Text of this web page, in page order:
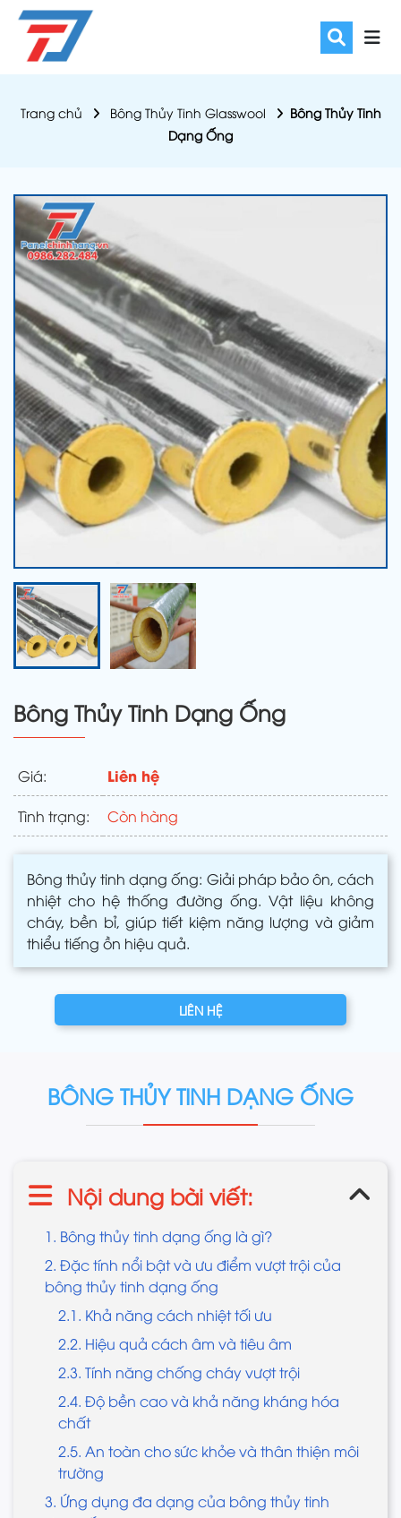
Trang chủ Bông Thủy Tinh Glasswool
Bông Thủy Tinh
Dạng Ống
Bông Thủy Tinh Dạng Ống
Giá: Liên hệ
Tình trạng: Còn hàng
Bông thủy tinh dạng ống: Giải pháp bảo ôn, cách
nhiệt cho hệ thống đường ống. Vật liệu không
cháy, bền bỉ, giúp tiết kiệm năng lượng và giảm
thiểu tiếng ồn hiệu quả.
LIÊN HỆ
BÔNG THỦY TINH DẠNG ỐNG
Nội dung bài viết:
1. Bông thủy tinh dạng ống là gì?
2. Đặc tính nổi bật và ưu điểm vượt trội của
bông thủy tinh dạng ống
2.1. Khả năng cách nhiệt tối ưu
2.2. Hiệu quả cách âm và tiêu âm
2.3. Tính năng chống cháy vượt trội
2.4. Độ bền cao và khả năng kháng hóa
chất
2.5. An toàn cho sức khỏe và thân thiện môi
trường
3. Ứng dụng đa dạng của bông thủy tinh